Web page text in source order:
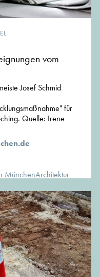
vom
Josef Schmid
für
Quelle: Irene
MünchenArchitektur